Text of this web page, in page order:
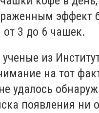
эффект
от 3 до 6 чашек.
из
на тот
удалось
появления ни